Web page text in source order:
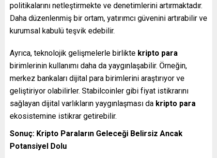
politikalarını netleştirmekte ve denetimlerini artırmaktadır.
Daha düzenlenmiş bir ortam, yatırımcı güvenini artırabilir ve
kurumsal kabulü teşvik edebilir.
Ayrıca, teknolojik gelişmelerle birlikte kripto para
birimlerinin kullanımı daha da yaygınlaşabilir. Örneğin,
merkez bankaları dijital para birimlerini araştırıyor ve
geliştiriyor olabilirler. Stabilcoinler gibi fiyat istikrarını
sağlayan dijital varlıkların yaygınlaşması da kripto para
ekosistemine istikrar getirebilir.
Sonuç: Kripto Paraların Geleceği Belirsiz Ancak
Potansiyel Dolu